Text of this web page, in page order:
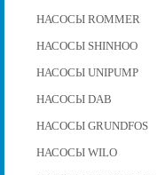
НАСОСЫ ROMMER
НАСОСЫ SHINHOO
НАСОСЫ UNIPUMP
НАСОСЫ DAB
НАСОСЫ GRUNDFOS
НАСОСЫ WILO